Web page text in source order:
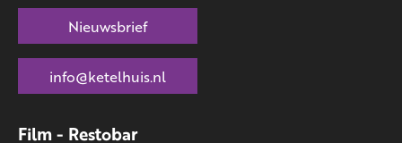
Film - Restobar
Nieuwsbrief
info@ketelhuis.nl